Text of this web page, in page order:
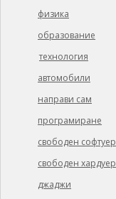
физика
образование
технология
автомобили
направи сам
програмиране
свободен софтуер
свободен хардуер
джаджи